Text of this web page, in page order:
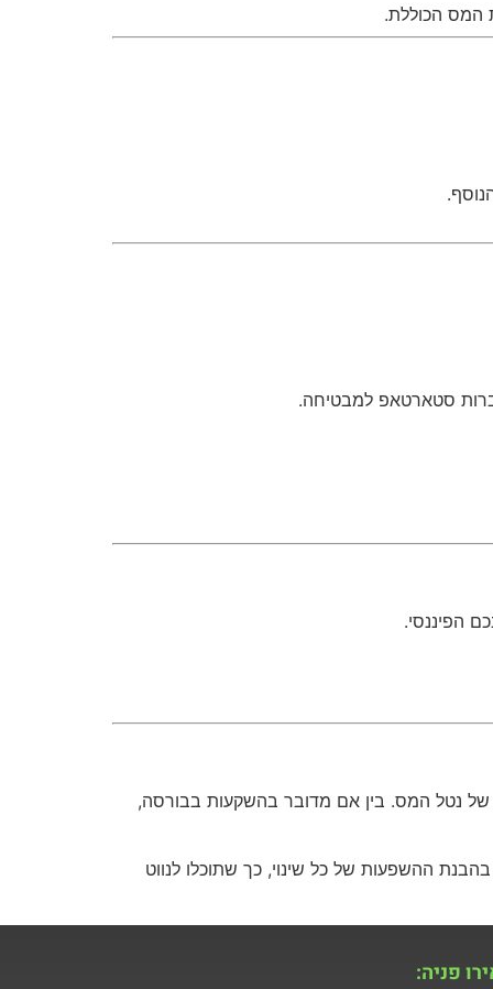
המס הכוללת.
סטארטאפ למבטיחה.
הפיננסי.
חכם של נטל המס. בין אם מדובר בהשקעות בבורסה,
ההשפעות של כל שינוי, כך שתוכלו לנווט
פניה: